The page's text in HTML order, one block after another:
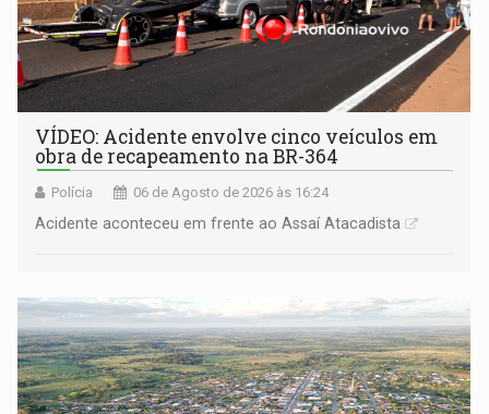
VÍDEO: Acidente envolve cinco veículos em
obra de recapeamento na BR-364
Polícia 06 de Agosto de 2026 às 16:24
Acidente aconteceu em frente ao Assaí Atacadista